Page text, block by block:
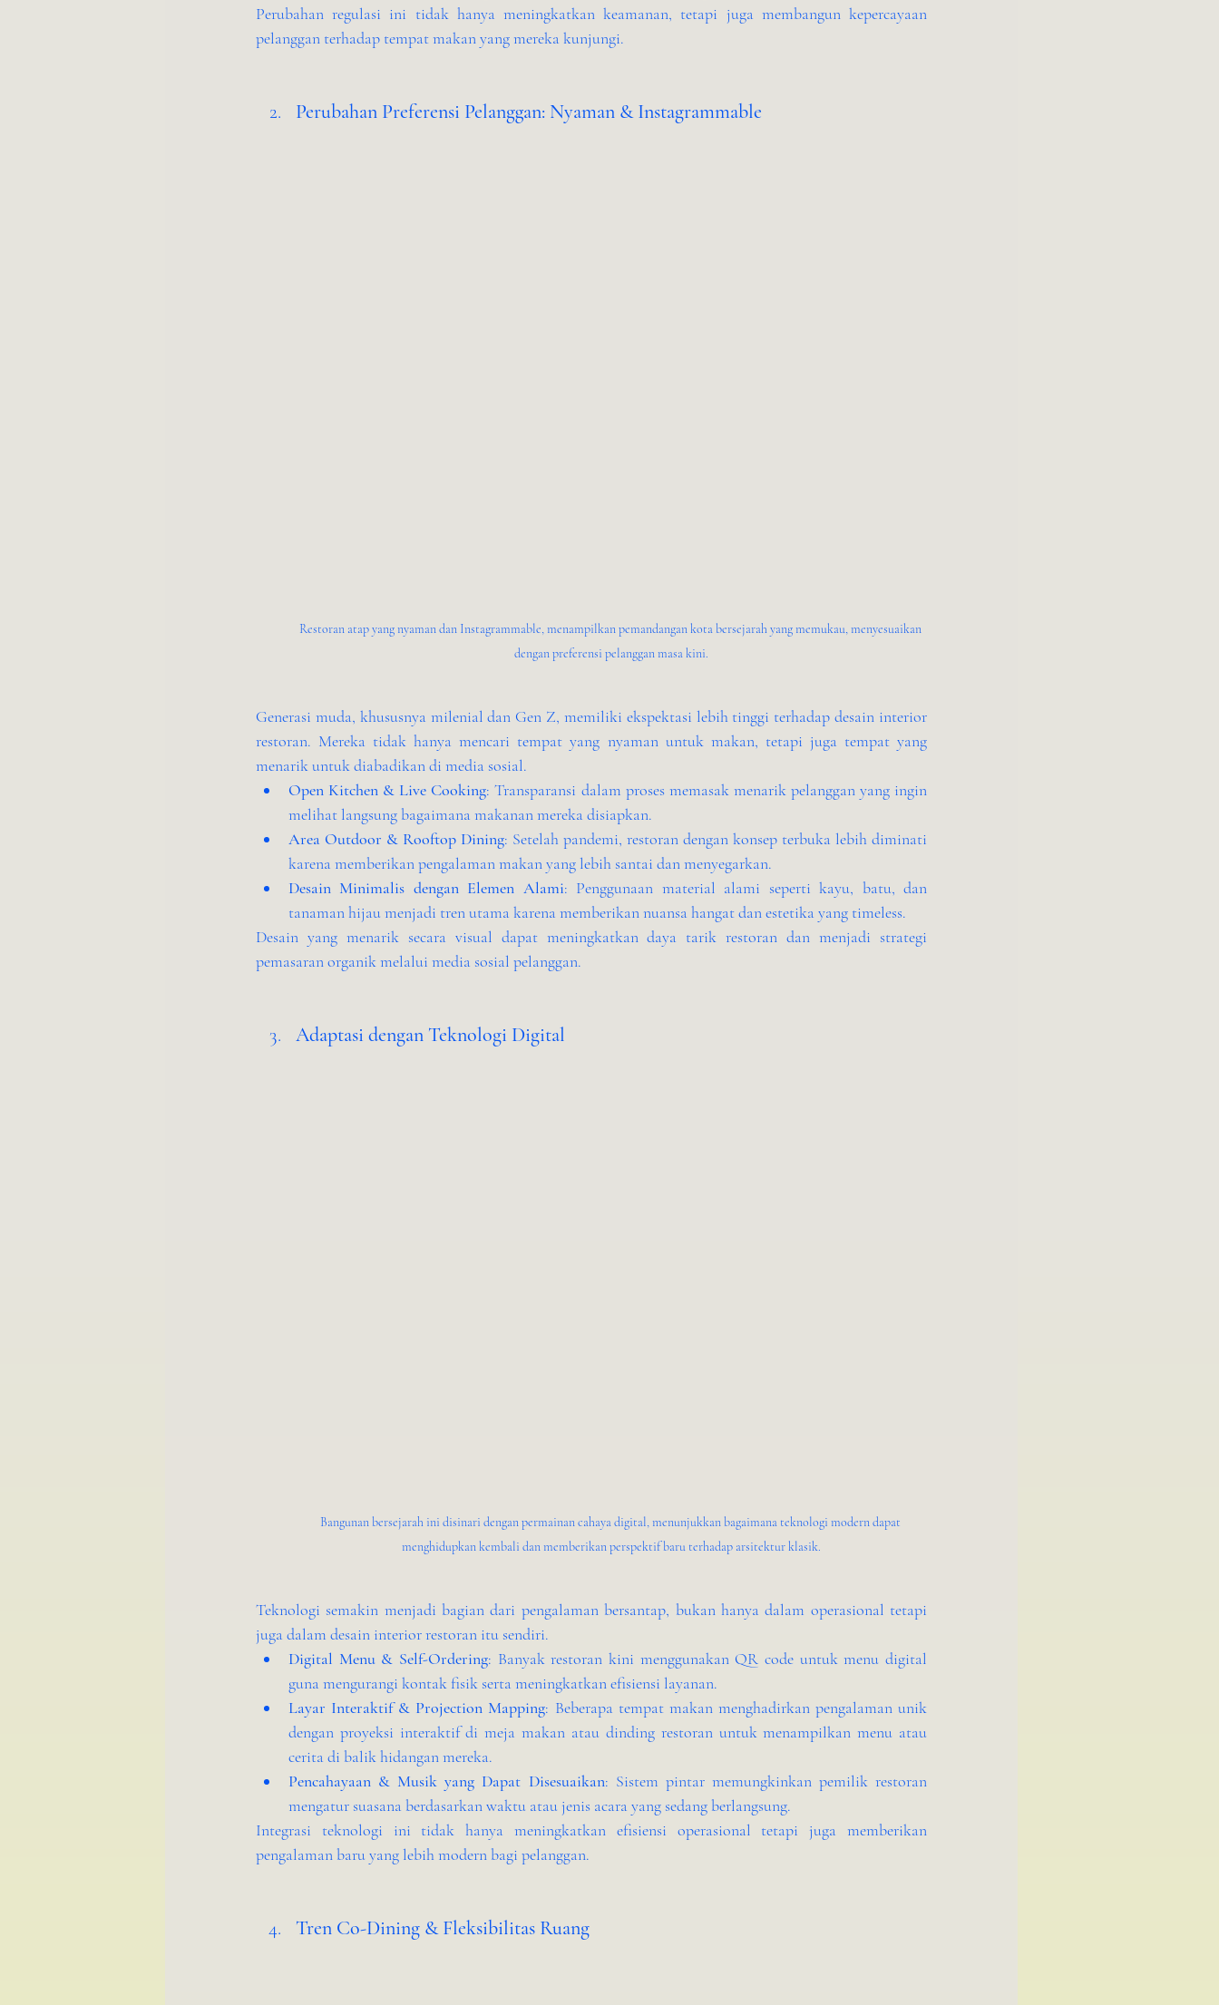
Perubahan regulasi ini tidak hanya meningkatkan keamanan, tetapi juga membangun kepercayaan
pelanggan terhadap tempat makan yang mereka kunjungi.
Perubahan Preferensi Pelanggan: Nyaman & Instagrammable
Restoran atap yang nyaman dan Instagrammable, menampilkan pemandangan kota bersejarah yang memukau, menyesuaikan
dengan preferensi pelanggan masa kini.
Generasi muda, khususnya milenial dan Gen Z, memiliki ekspektasi lebih tinggi terhadap desain interior
restoran. Mereka tidak hanya mencari tempat yang nyaman untuk makan, tetapi juga tempat yang
menarik untuk diabadikan di media sosial.
Open Kitchen & Live Cooking: Transparansi dalam proses memasak menarik pelanggan yang ingin
melihat langsung bagaimana makanan mereka disiapkan.
Area Outdoor & Rooftop Dining: Setelah pandemi, restoran dengan konsep terbuka lebih diminati
karena memberikan pengalaman makan yang lebih santai dan menyegarkan.
Desain Minimalis dengan Elemen Alami: Penggunaan material alami seperti kayu, batu, dan
tanaman hijau menjadi tren utama karena memberikan nuansa hangat dan estetika yang timeless.
Desain yang menarik secara visual dapat meningkatkan daya tarik restoran dan menjadi strategi
pemasaran organik melalui media sosial pelanggan.
Adaptasi dengan Teknologi Digital
Bangunan bersejarah ini disinari dengan permainan cahaya digital, menunjukkan bagaimana teknologi modern dapat
menghidupkan kembali dan memberikan perspektif baru terhadap arsitektur klasik.
Teknologi semakin menjadi bagian dari pengalaman bersantap, bukan hanya dalam operasional tetapi
juga dalam desain interior restoran itu sendiri.
Digital Menu & Self-Ordering: Banyak restoran kini menggunakan QR code untuk menu digital
guna mengurangi kontak fisik serta meningkatkan efisiensi layanan.
Layar Interaktif & Projection Mapping: Beberapa tempat makan menghadirkan pengalaman unik
dengan proyeksi interaktif di meja makan atau dinding restoran untuk menampilkan menu atau
cerita di balik hidangan mereka.
Pencahayaan & Musik yang Dapat Disesuaikan: Sistem pintar memungkinkan pemilik restoran
mengatur suasana berdasarkan waktu atau jenis acara yang sedang berlangsung.
Integrasi teknologi ini tidak hanya meningkatkan efisiensi operasional tetapi juga memberikan
pengalaman baru yang lebih modern bagi pelanggan.
Tren Co-Dining & Fleksibilitas Ruang